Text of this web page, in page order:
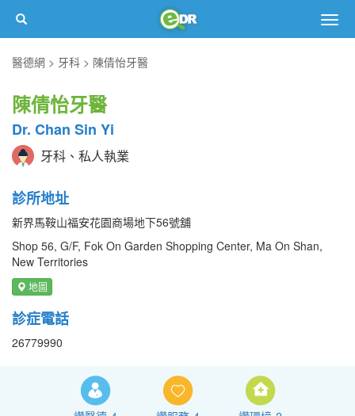
醫德網
牙科 陳倩怡牙醫
陳倩怡牙醫
Dr. Chan Sin Yi
牙科、私人執業
診所地址
新界馬鞍山福安花園商場地下56號舖
Shop 56, G/F, Fok On Garden Shopping Center, Ma On Shan,
New Territories
地圖
診症電話
26779990